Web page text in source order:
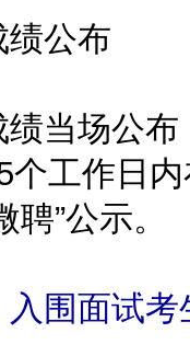
公布
场公布
个工作日
聘”公示。
入围面试考